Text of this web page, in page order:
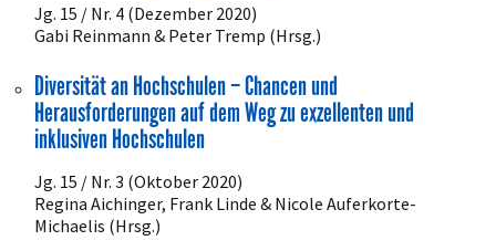
Jg. 15 / Nr. 4 (Dezember 2020)
Gabi Reinmann & Peter Tremp (Hrsg.)
Diversität an Hochschulen – Chancen und
Herausforderungen auf dem Weg zu exzellenten und
inklusiven Hochschulen
Jg. 15 / Nr. 3 (Oktober 2020)
Regina Aichinger, Frank Linde & Nicole Auferkorte-
Michaelis (Hrsg.)